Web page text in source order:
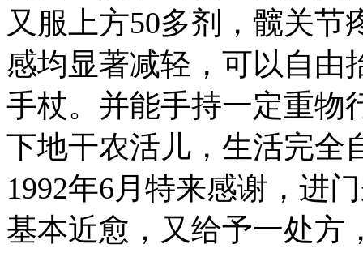
又服上方50多剂，髋关
感均显著减轻，可以自由
手杖。并能手持一定重物
下地干农活儿，生活完全
1992年6月特来感谢，进
基本近愈，又给予一处方